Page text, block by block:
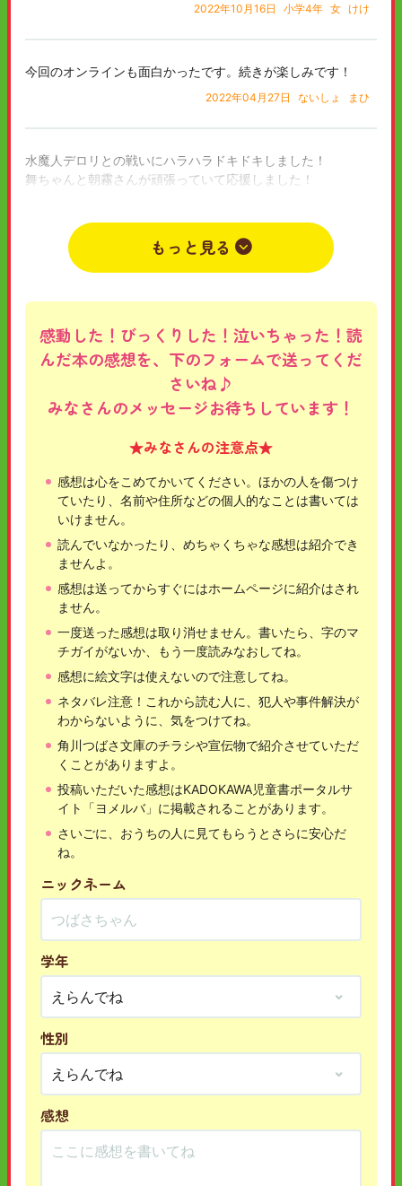
2022年10月16日 小学4年 女 けけ
今回のオンラインも面白かったです。続きが楽しみです！
2022年04月27日 ないしょ まひ
水魔人デロリとの戦いにハラハラドキドキしました！
舞ちゃんと朝霧さんが頑張っていて応援しました！
もっと見る
感動した！びっくりした！泣いちゃった！読
んだ本の感想を、下のフォームで送ってくだ
さいね♪
みなさんのメッセージお待ちしています！
★みなさんの注意点★
感想は心をこめてかいてください。ほかの人を傷つけ
ていたり、名前や住所などの個人的なことは書いては
いけません。
読んでいなかったり、めちゃくちゃな感想は紹介でき
ませんよ。
感想は送ってからすぐにはホームページに紹介はされ
ません。
一度送った感想は取り消せません。書いたら、字のマ
チガイがないか、もう一度読みなおしてね。
感想に絵文字は使えないので注意してね。
ネタバレ注意！これから読む人に、犯人や事件解決が
わからないように、気をつけてね。
角川つばさ文庫のチラシや宣伝物で紹介させていただ
くことがありますよ。
投稿いただいた感想はKADOKAWA児童書ポータルサ
イト「ヨメルバ」に掲載されることがあります。
さいごに、おうちの人に見てもらうとさらに安心だ
ね。
ニックネーム
学年
性別
感想